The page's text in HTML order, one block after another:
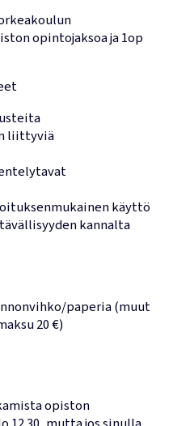
opintojaksoa ja 1op
liittyviä
käyttö
kannalta
paperia (muut
20 €)
opiston